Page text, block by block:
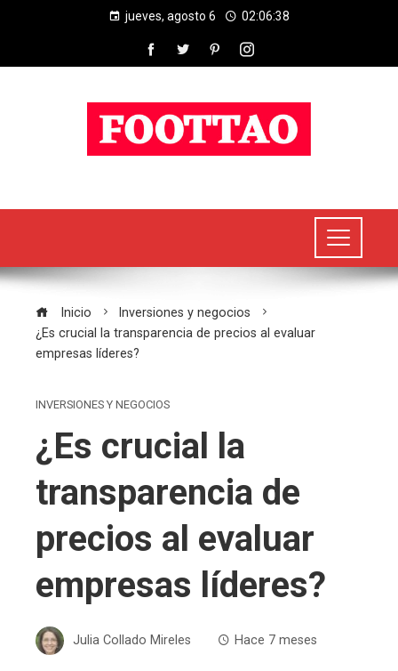
jueves, agosto 6 02:06:39
Inicio
Inversiones y negocios
¿Es crucial la transparencia de precios al evaluar
empresas líderes?
INVERSIONES Y NEGOCIOS
¿Es crucial la
transparencia de
precios al evaluar
empresas líderes?
Julia Collado Mireles Hace 7 meses